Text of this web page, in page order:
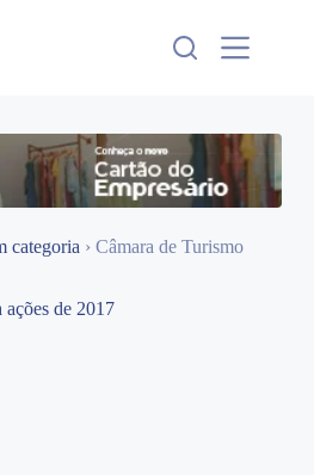
categoria › Câmara de Turismo
ações de 2017